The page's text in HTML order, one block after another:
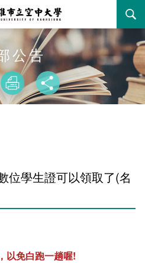
公告
略過字型切
列印 分享
位學生證可以領取了(名
以免白跑一趟喔!